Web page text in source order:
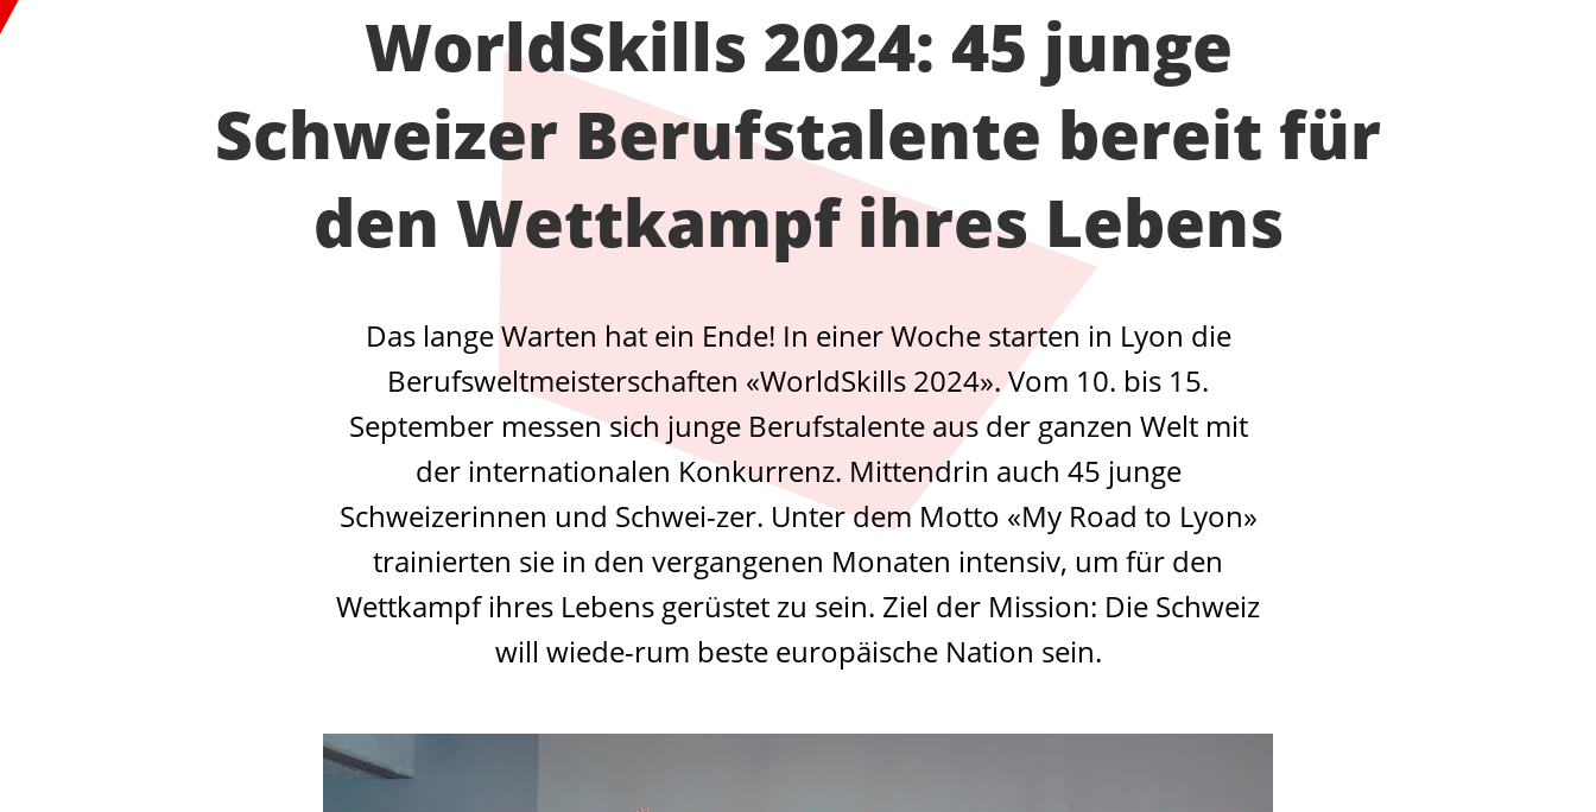
WorldSkills 2024: 45 junge
Schweizer Berufstalente bereit für
den Wettkampf ihres Lebens
Das lange Warten hat ein Ende! In einer Woche starten in Lyon die
Berufsweltmeisterschaften «WorldSkills 2024». Vom 10. bis 15.
September messen sich junge Berufstalente aus der ganzen Welt mit
der internationalen Konkurrenz. Mittendrin auch 45 junge
Schweizerinnen und Schwei-zer. Unter dem Motto «My Road to Lyon»
trainierten sie in den vergangenen Monaten intensiv, um für den
Wettkampf ihres Lebens gerüstet zu sein. Ziel der Mission: Die Schweiz
will wiede-rum beste europäische Nation sein.